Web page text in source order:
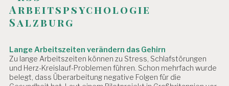
Arbeitspsychologie
Salzburg
Lange Arbeitszeiten verändern das Gehirn
Zu lange Arbeitszeiten können zu Stress, Schlafstörungen
und Herz-Kreislauf-Problemen führen. Schon mehrfach wurde
belegt, dass Überarbeitung negative Folgen für die